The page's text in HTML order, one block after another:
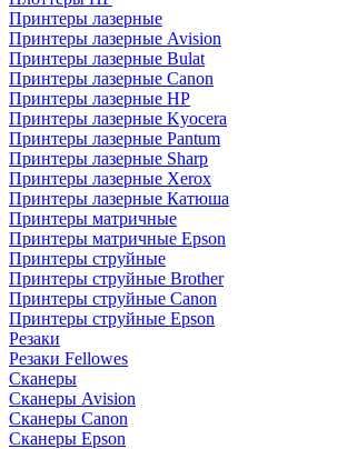
Принтеры лазерные
Принтеры лазерные Avision
Принтеры лазерные Bulat
Принтеры лазерные Canon
Принтеры лазерные HP
Принтеры лазерные Kyocera
Принтеры лазерные Pantum
Принтеры лазерные Sharp
Принтеры лазерные Xerox
Принтеры лазерные Катюша
Принтеры матричные
Принтеры матричные Epson
Принтеры струйные
Принтеры струйные Brother
Принтеры струйные Canon
Принтеры струйные Epson
Резаки
Резаки Fellowes
Сканеры
Сканеры Avision
Сканеры Canon
Сканеры Epson